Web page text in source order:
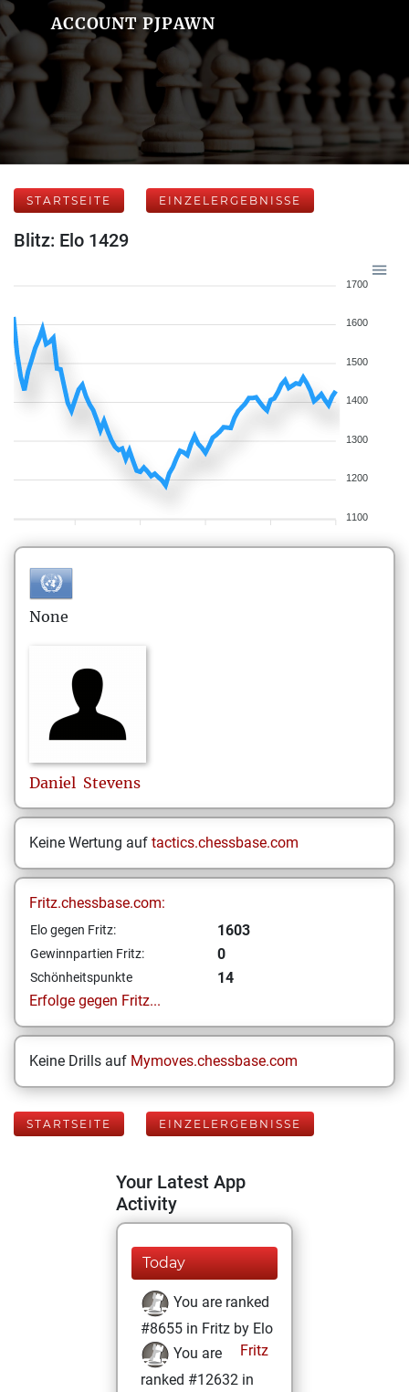
ACCOUNT PJPAWN
STARTSEITE EINZELERGEBNISSE
Blitz: Elo 1429
1700
1600
1500
1400
1300
1200
1100
None
Daniel Stevens
Keine Wertung auf tactics.chessbase.com
Fritz.chessbase.com:
Elo gegen Fritz: 1603
Gewinnpartien Fritz: 0
Schönheitspunkte
14
Erfolge gegen Fritz...
Keine Drills auf Mymoves.chessbase.com
STARTSEITE EINZELERGEBNISSE
Your Latest App
Activity
Today
You are ranked
#8655 in Fritz by Elo
Fritz
You are
ranked #12632 in